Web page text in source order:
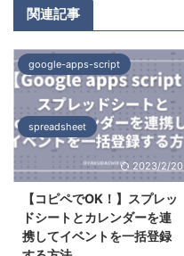
関連記事
google-apps-script
spreadsheet
2023/2/20
【コピペでOK！】スプレッ
ドシートとカレンダーを連
携してイベントを一括登録